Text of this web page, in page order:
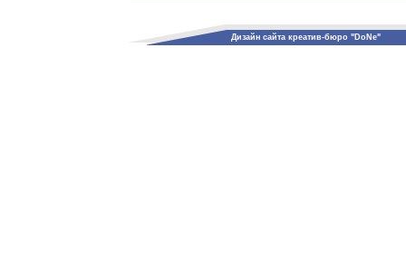
Дизайн сайта креатив-бюро "DoNe"